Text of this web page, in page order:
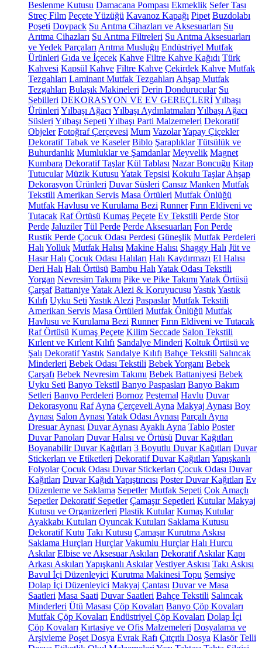
Beslenme Kutusu Damacana Pompası Ekmeklik Sefer Tası
Streç Film Peçete Yüzüğü Kavanoz Kapağı Pipet Buzdolabı
Poşeti Doypack Su Arıtma Cihazları ve Aksesuarları Su
Arıtma Cihazları Su Arıtma Filtreleri Su Arıtma Aksesuarları
ve Yedek Parçaları Arıtma Musluğu Endüstriyel Mutfak
Ürünleri Gıda ve İçecek Kahve Filtre Kahve Kağıdı Türk
Kahvesi Kapsül Kahve Filtre Kahve Çekirdek Kahve Mutfak
Tezgahları Laminant Mutfak Tezgahları Ahşap Mutfak
Tezgahları Bulaşık Makineleri Derin Dondurucular Su
Sebilleri DEKORASYON VE EV GEREÇLERİYılbaşı
Ürünleri Yılbaşı Ağacı Yılbaşı Aydınlatmaları Yılbaşı Ağacı
Süsleri Yılbaşı Sepeti Yılbaşı Parti Malzemeleri Dekoratif
Objeler Fotoğraf Çerçevesi Mum VazolarYapay Çiçekler
Dekoratif Tabak ve Kaseler Biblo Şaraplıklar Tütsülük ve
Buhurdanlık Mumluklar ve Şamdanlar Meyvelik Magnet
Kumbara Dekoratif Taşlar Kül Tablası Nazar Boncuğu Kitap
Tutucular Müzik Kutusu Yatak Tepsisi Kokulu Taşlar Ahşap
Dekorasyon Ürünleri Duvar Süsleri Cansız Manken Mutfak
Tekstili Amerikan Servis Masa Örtüleri Mutfak Önlüğü
Mutfak Havlusu ve Kurulama Bezi Runner Fırın Eldiveni ve
Tutacak Raf Örtüsü Kumaş Peçete Ev Tekstili Perde Stor
Perde Jaluziler Tül Perde Perde Aksesuarları Fon Perde
Rustik Perde Çocuk Odası Perdesi Güneşlik Mutfak Perdeleri
Halı Yolluk Mutfak Halısı Makine Halısı Shaggy Halı Jüt ve
Hasır Halı Çocuk Odası Halıları Halı Kaydırmazı El Halısı
Deri Halı Halı Örtüsü Bambu Halı Yatak Odası Tekstili
Yorgan Nevresim Takımı Pike ve Pike Takımı Yatak Örtüsü
Çarşaf BattaniyeYatak Alezi & Koruyucusu YastıkYastık
Kılıfı Uyku Seti Yastık Alezi Paspaslar Mutfak Tekstili
Amerikan Servis Masa Örtüleri Mutfak Önlüğü Mutfak
Havlusu ve Kurulama Bezi Runner Fırın Eldiveni ve Tutacak
Raf Örtüsü Kumaş Peçete Kilim Seccade Salon Tekstili
Kırlent ve Kırlent Kılıfı Sandalye Minderi Koltuk Örtüsü ve
Şalı Dekoratif Yastık Sandalye Kılıfı Bahçe Tekstili Salıncak
Minderleri Bebek Odası Tekstili Bebek Yorganı Bebek
Çarşafı Bebek Nevresim Takımı Bebek Battaniyesi Bebek
Uyku Seti Banyo Tekstil Banyo Paspasları Banyo Bakım
Setleri Banyo Perdeleri Bornoz Peştemal Havlu Duvar
Dekorasyonu Raf Ayna Çerçeveli Ayna Makyaj Aynası Boy
Aynası Salon Aynası Yatak Odası Aynası Parçalı Ayna
Dresuar Aynası Duvar Aynası Ayaklı Ayna Tablo Poster
Duvar Panoları Duvar Halısı ve Örtüsü Duvar Kağıtları
Boyanabilir Duvar Kağıtları 3 Boyutlu Duvar Kağıtları Duvar
Stickerları ve Etiketleri Dekoratif Duvar Kağıtları Yapışkanlı
Folyolar Çocuk Odası Duvar Stickerları Çocuk Odası Duvar
Kağıtları Duvar Kağıdı Yapıştırıcısı Poster Duvar Kağıtları Ev
Düzenleme ve Saklama Sepetler Mutfak Sepeti Çok Amaçlı
Sepetler Dekoratif Sepetler Çamaşır Sepetleri Kutular Makyaj
Kutusu ve Organizerleri Plastik Kutular Kumaş Kutular
Ayakkabı Kutuları Oyuncak Kutuları Saklama Kutusu
Dekoratif Kutu Takı Kutusu Çamaşır Kurutma Askısı
Saklama Hurçları Hurçlar Vakumlu Hurçlar Halı Hurcu
Askılar Elbise ve Aksesuar Askıları Dekoratif Askılar Kapı
Arkası Askıları Yapışkanlı Askılar Vestiyer Askısı Takı Askısı
Bavul İçi Düzenleyici Kurutma Makinesi Topu Şemsiye
Dolap İçi Düzenleyici Makyaj Çantası Duvar ve Masa
Saatleri Masa Saati Duvar Saatleri Bahçe Tekstili Salıncak
Minderleri Ütü Masası Çöp Kovaları Banyo Çöp Kovaları
Mutfak Çöp Kovaları Endüstriyel Çöp Kovaları Dolap İçi
Çöp Kovaları Kırtasiye ve Ofis Malzemeleri Dosyalama ve
Arşivleme Poşet Dosya Evrak Rafı Çıtçıtlı Dosya Klasör Telli